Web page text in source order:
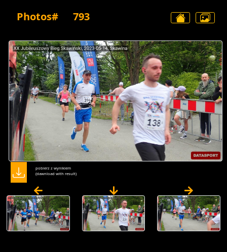
Photos# 793
pobierz z wynikiem
(dawnload with result)